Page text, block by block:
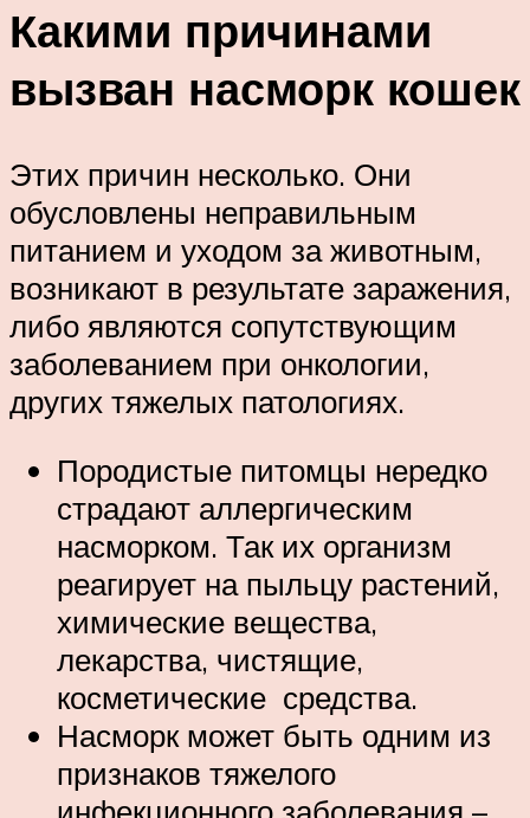
Какими причинами
вызван насморк кошек
Этих причин несколько. Они
обусловлены неправильным
питанием и уходом за животным,
возникают в результате заражения,
либо являются сопутствующим
заболеванием при онкологии,
других тяжелых патологиях.
Породистые питомцы нередко
страдают аллергическим
насморком. Так их организм
реагирует на пыльцу растений,
химические вещества,
лекарства, чистящие,
косметические средства.
Насморк может быть одним из
признаков тяжелого